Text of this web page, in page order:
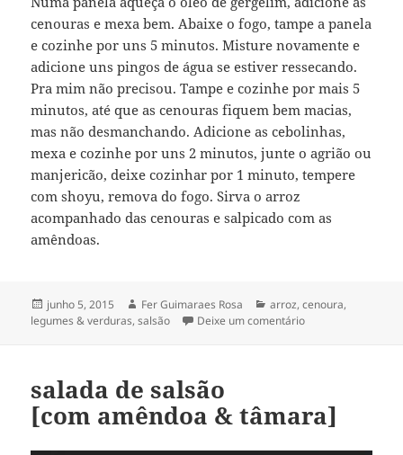
cenouras e mexa bem. Abaixe o fogo, tampe a panela
e cozinhe por uns 5 minutos. Misture novamente e
adicione uns pingos de água se estiver ressecando.
Pra mim não precisou. Tampe e cozinhe por mais 5
minutos, até que as cenouras fiquem bem macias,
mas não desmanchando. Adicione as cebolinhas,
mexa e cozinhe por uns 2 minutos, junte o agrião ou
manjericão, deixe cozinhar por 1 minuto, tempere
com shoyu, remova do fogo. Sirva o arroz
acompanhado das cenouras e salpicado com as
amêndoas.
Publicado
em
junho 5, 2015 Autor
Fer Guimaraes Rosa Categorias
arroz,cenoura,
legumes & verduras,salsão Deixe um comentárioem arroz integral
salada de salsão
[com amêndoa & tâmara]